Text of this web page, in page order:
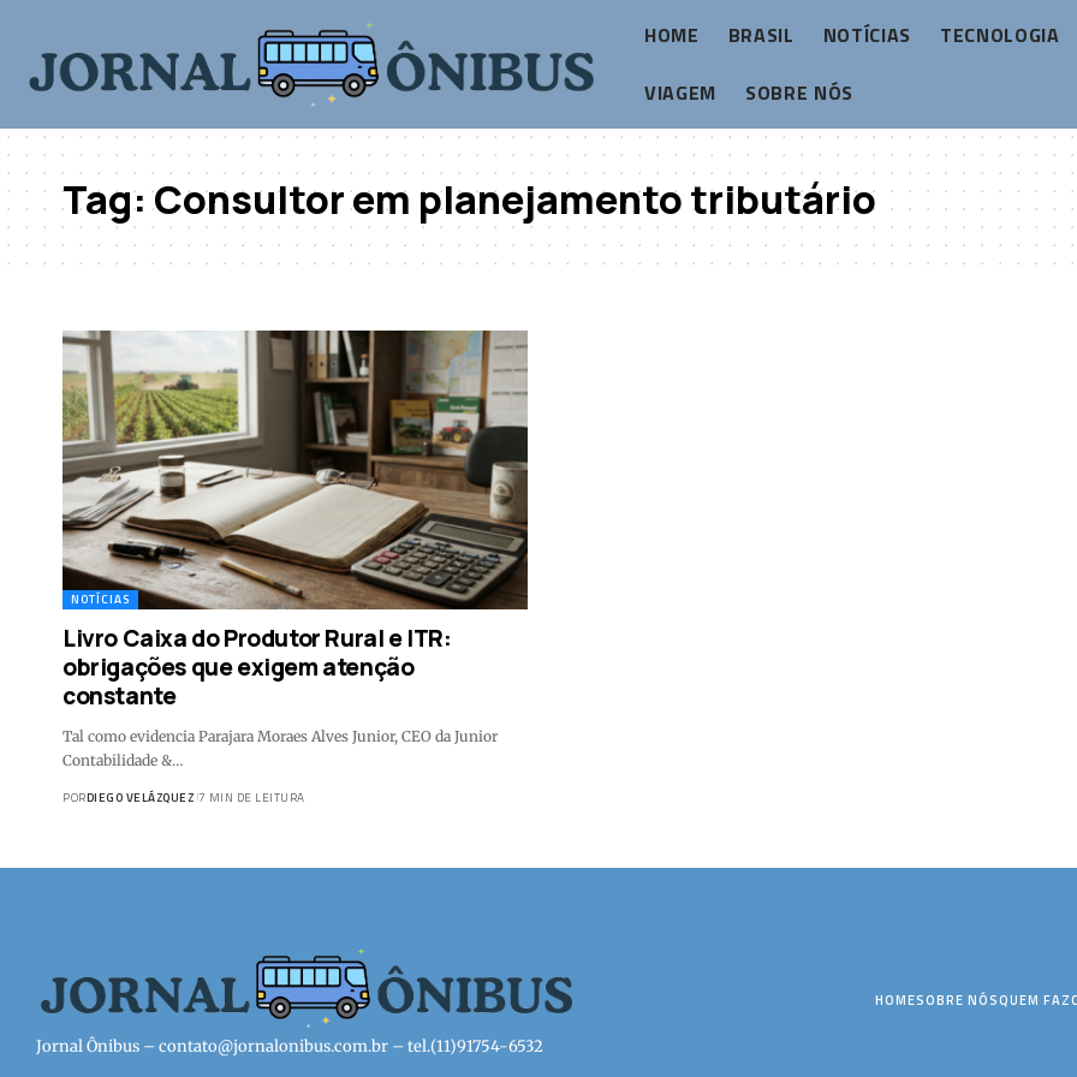
HOME BRASIL NOTÍCIAS
TECNOLOGIA
VIAGEM
SOBRE NÓS
Tag:Consultor em planejamento tributário
NOTÍCIAS
Livro Caixa do Produtor Rural e ITR:
obrigações que exigem atenção
constante
Tal como evidencia Parajara Moraes Alves Junior, CEO da Junior
Contabilidade &…
PORDIEGO VELÁZQUEZ 7 MIN DE LEITURA
Jornal Ônibus – contato@jornalonibus.com.br – tel.(11)91754-6532
HOMESOBRE NÓSQUEM FAZ